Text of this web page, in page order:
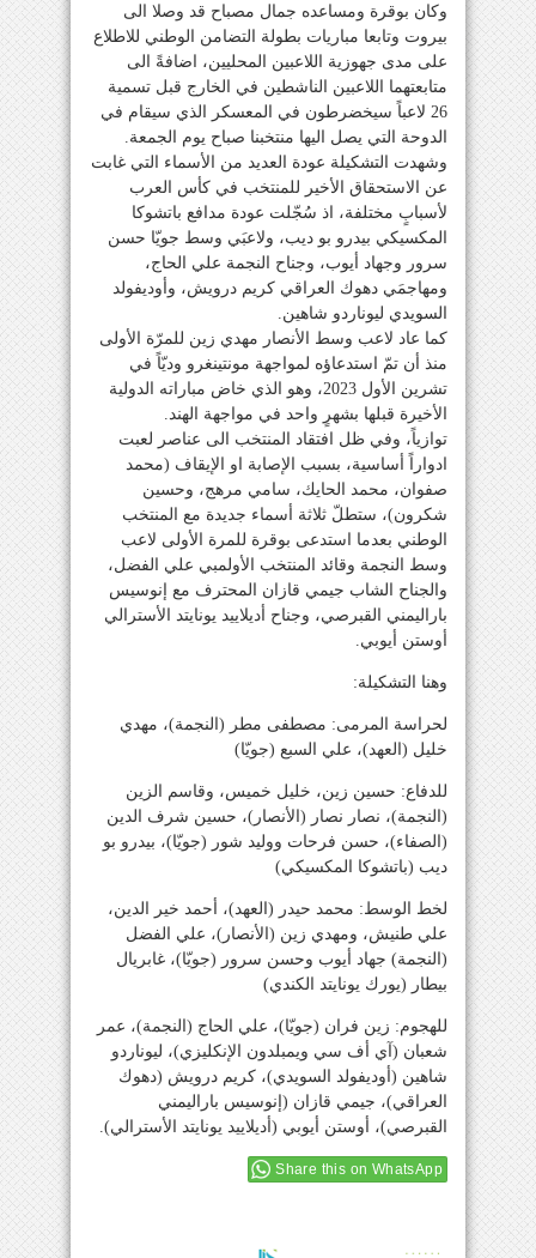
وكان بوقرة ومساعده جمال مصباح قد وصلا الى
بيروت وتابعا مباريات بطولة التضامن الوطني للاطلاع
على مدى جهوزية اللاعبين المحليين، اضافةً الى
متابعتهما اللاعبين الناشطين في الخارج قبل تسمية
26 لاعباً سيخضرطون في المعسكر الذي سيقام في
الدوحة التي يصل اليها منتخبنا صباح يوم الجمعة.
وشهدت التشكيلة عودة العديد من الأسماء التي غابت
عن الاستحقاق الأخير للمنتخب في كأس العرب
لأسبابٍ مختلفة، اذ سُجّلت عودة مدافع باتشوكا
المكسيكي بيدرو بو ديب، ولاعبَي وسط جويّا حسن
سرور وجهاد أيوب، وجناح النجمة علي الحاج،
ومهاجمَي دهوك العراقي كريم درويش، وأوديفولد
السويدي ليوناردو شاهين.
كما عاد لاعب وسط الأنصار مهدي زين للمرّة الأولى
منذ أن تمّ استدعاؤه لمواجهة مونتينغرو وديّاً في
تشرين الأول 2023، وهو الذي خاض مباراته الدولية
الأخيرة قبلها بشهرٍ واحد في مواجهة الهند.
توازياً، وفي ظل افتقاد المنتخب الى عناصر لعبت
ادواراً أساسية، بسبب الإصابة او الإيقاف (محمد
صفوان، محمد الحايك، سامي مرهج، وحسين
شكرون)، ستطلّ ثلاثة أسماء جديدة مع المنتخب
الوطني بعدما استدعى بوقرة للمرة الأولى لاعب
وسط النجمة وقائد المنتخب الأولمبي علي الفضل،
والجناح الشاب جيمي قازان المحترف مع إنوسيس
باراليمني القبرصي، وجناح أديلاييد يونايتد الأسترالي
أوستن أيوبي.
وهنا التشكيلة:
لحراسة المرمى: مصطفى مطر (النجمة)، مهدي
خليل (العهد)، علي السبع (جويّا)
للدفاع: حسين زين، خليل خميس، وقاسم الزين
(النجمة)، نصار نصار (الأنصار)، حسين شرف الدين
(الصفاء)، حسن فرحات ووليد شور (جويّا)، بيدرو بو
ديب (باتشوكا المكسيكي)
لخط الوسط: محمد حيدر (العهد)، أحمد خير الدين،
علي طنيش، ومهدي زين (الأنصار)، علي الفضل
(النجمة) جهاد أيوب وحسن سرور (جويّا)، غابريال
بيطار (يورك يونايتد الكندي)
للهجوم: زين فران (جويّا)، علي الحاج (النجمة)، عمر
شعبان (آي أف سي ويمبلدون الإنكليزي)، ليوناردو
شاهين (أوديفولد السويدي)، كريم درويش (دهوك
العراقي)، جيمي قازان (إنوسيس باراليمني
القبرصي)، أوستن أيوبي (أديلاييد يونايتد الأسترالي).
Share this on WhatsApp